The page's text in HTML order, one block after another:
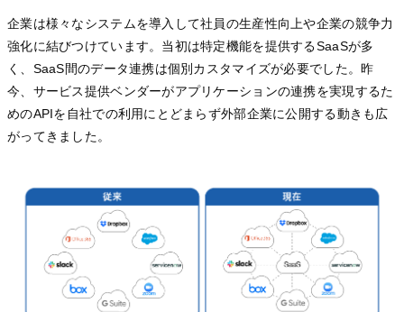
企業は様々なシステムを導入して社員の生産性向上や企業の競争力
強化に結びつけています。当初は特定機能を提供するSaaSが多
く、SaaS間のデータ連携は個別カスタマイズが必要でした。昨
今、サービス提供ベンダーがアプリケーションの連携を実現するた
めのAPIを自社での利用にとどまらず外部企業に公開する動きも広
がってきました。